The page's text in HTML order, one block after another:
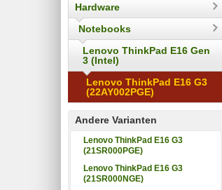
Hardware
Notebooks
Lenovo ThinkPad E16 Gen
3 (Intel)
Lenovo ThinkPad E16 G3
(22AY002PGE)
Andere Varianten
Lenovo ThinkPad E16 G3
(21SR000PGE)
Lenovo ThinkPad E16 G3
(21SR000NGE)